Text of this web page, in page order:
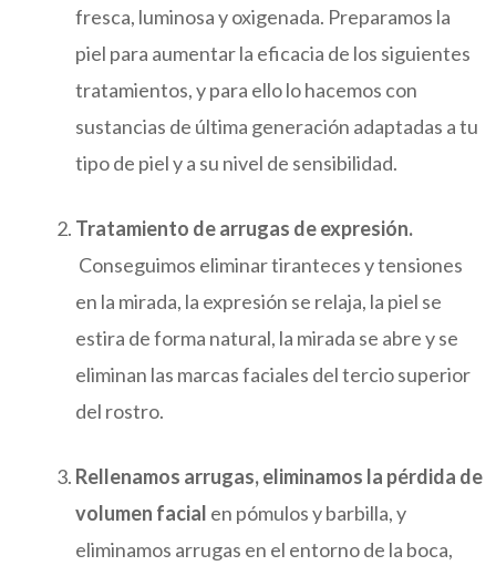
fresca, luminosa y oxigenada. Preparamos la
piel para aumentar la eficacia de los siguientes
tratamientos, y para ello lo hacemos con
sustancias de última generación adaptadas a tu
tipo de piel y a su nivel de sensibilidad.
Tratamiento de arrugas de expresión.
Conseguimos eliminar tiranteces y tensiones
en la mirada, la expresión se relaja, la piel se
estira de forma natural, la mirada se abre y se
eliminan las marcas faciales del tercio superior
del rostro.
Rellenamos arrugas, eliminamos la pérdida de
volumen facial en pómulos y barbilla, y
eliminamos arrugas en el entorno de la boca,